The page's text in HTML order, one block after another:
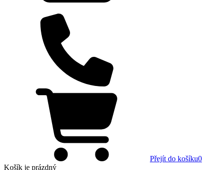
Přejít do košíku0
Košík je prázdný